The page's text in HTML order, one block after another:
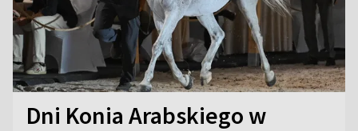
Dni Konia Arabskiego w